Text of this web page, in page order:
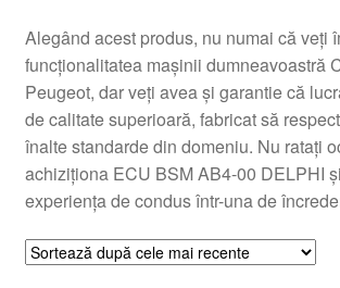
Termeni si conditii
Alegând acest produs, nu numai că veți
funcționalitatea mașinii dumneavoastră
Peugeot, dar veți avea și garantie că
de calitate superioară, fabricat să
înalte standarde din domeniu. Nu ratați
achiziționa ECU BSM AB4-00 DELPHI
experiența de condus într-una de